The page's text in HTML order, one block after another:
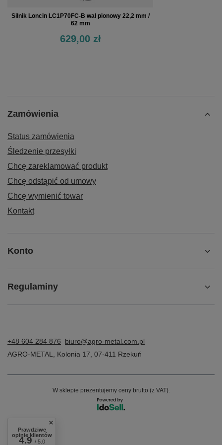
Silnik Loncin LC1P70FC-B wał pionowy 22,2 mm /
62 mm
629,00 zł
Zamówienia
Status zamówienia
Śledzenie przesyłki
Chcę zareklamować produkt
Chcę odstąpić od umowy
Chcę wymienić towar
Kontakt
Konto
Regulaminy
+48 604 284 876
biuro@agro-metal.com.pl
AGRO-METAL
Kolonia 17 07-411 Rzekuń
W sklepie prezentujemy ceny brutto (z VAT).
Prawdziwe
opinie klientów
4.9/ 5.0